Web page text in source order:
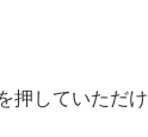
押していただけ